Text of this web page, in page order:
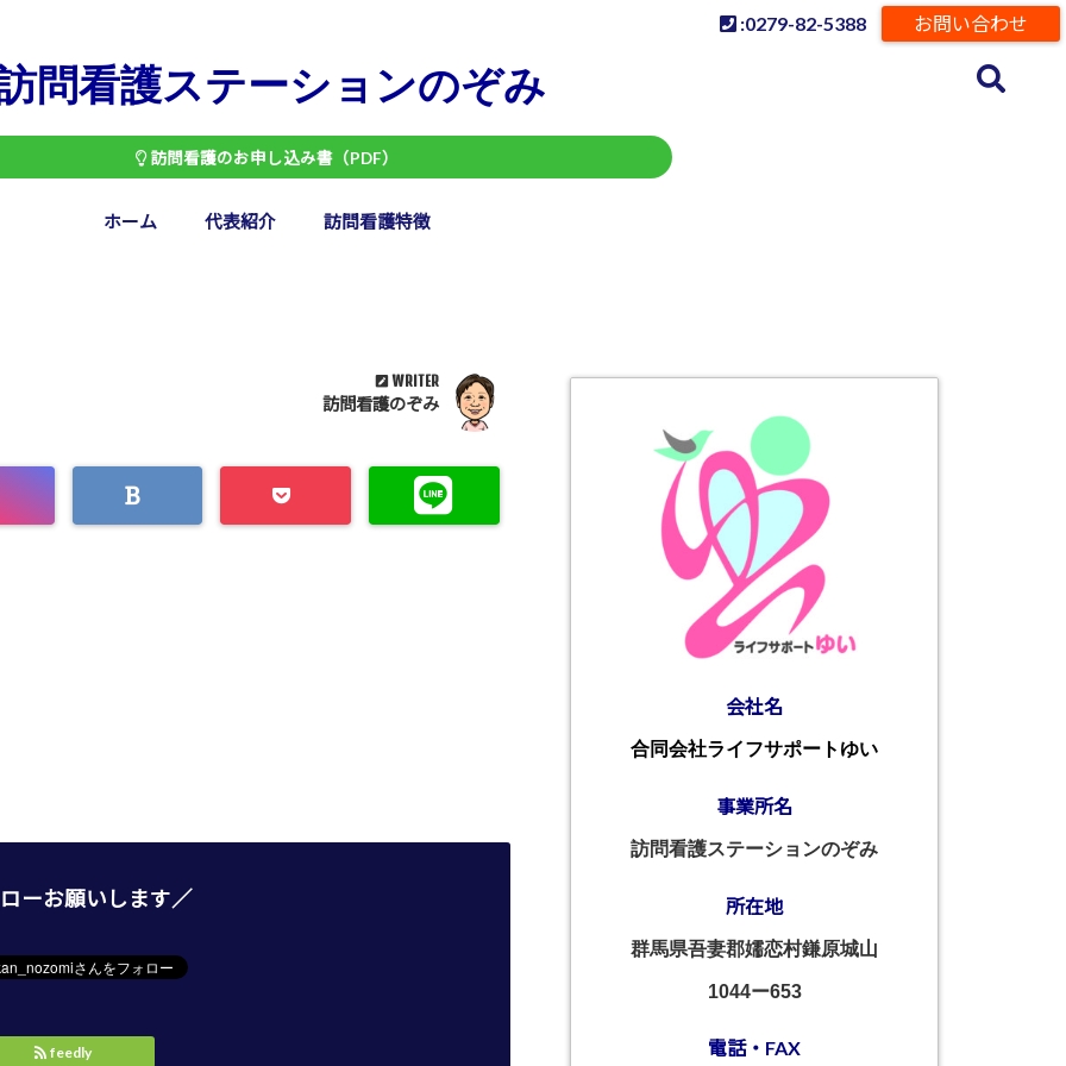
お問い合わせ
:0279-82-5388
問看護ステーションのぞみ
訪問看護のお申し込み書（PDF）
ホーム 代表紹介 訪問看護特徴
WRITER
訪問看護のぞみ
ーお願いします／
feedly
会社名
合同会社ライフサポートゆい
事業所名
訪問看護ステーションのぞみ
所在地
群馬県吾妻郡嬬恋村鎌原城山
1044ー653
電話・FAX